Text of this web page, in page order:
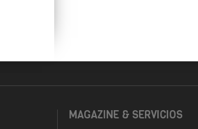
MAGAZINE & SERVICIOS